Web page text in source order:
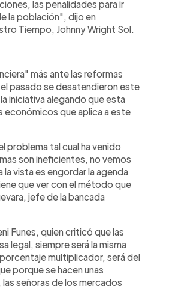
las penalidades para ir
la población", dijo en
Tiempo, Johnny Wright Sol.
más ante las reformas
pasado se desatendieron este
iniciativa alegando que esta
económicos que aplica a este
problema tal cual ha venido
son ineficientes, no vemos
la vista es engordar la agenda
que ver con el método que
jefe de la bancada
Funes, quien criticó que las
legal, siempre será la misma
multiplicador, será del
porque se hacen unas
señoras de los mercados